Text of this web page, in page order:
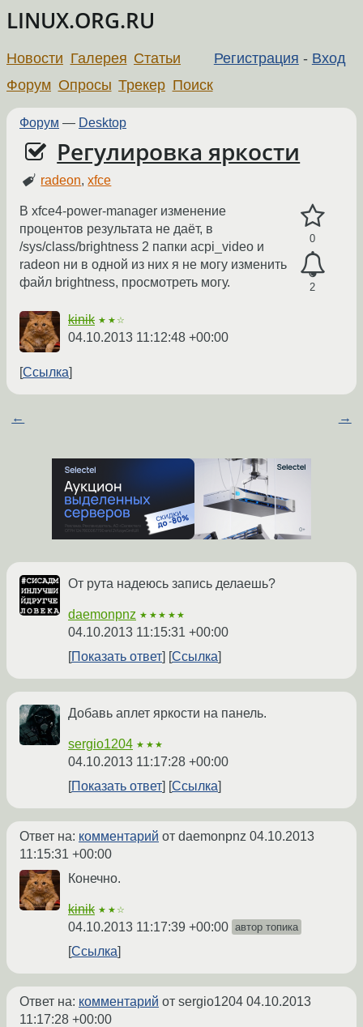
LINUX.ORG.RU
Регистрация - Вход
Новости Галерея Статьи
Форум Опросы Трекер Поиск
Форум — Desktop
Регулировка яркости
radeon,xfce
0
2
В xfce4-power-manager изменение
процентов результата не даёт, в
/sys/class/brightness 2 папки acpi_video и
radeon ни в одной из них я не могу изменить
файл brightness, просмотреть могу.
kinik ★★☆
04.10.2013 11:12:48 +00:00
Ссылка
← →
От рута надеюсь запись делаешь?
daemonpnz ★★★★★
04.10.2013 11:15:31 +00:00
Показать ответ
Ссылка
Добавь аплет яркости на панель.
sergio1204 ★★★
04.10.2013 11:17:28 +00:00
Показать ответ
Ссылка
Ответ на: комментарий от daemonpnz 04.10.2013
11:15:31 +00:00
Конечно.
kinik ★★☆
04.10.2013 11:17:39 +00:00 автор топика
Ссылка
Ответ на: комментарий от sergio1204 04.10.2013
11:17:28 +00:00